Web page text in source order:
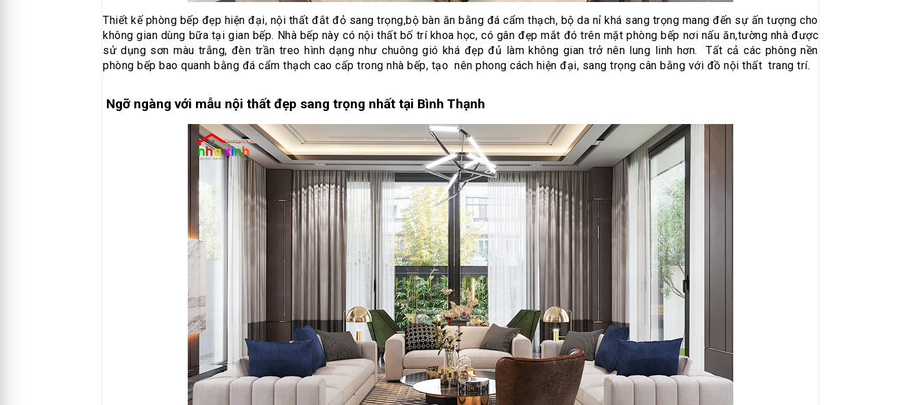
Thiết kế phòng bếp đẹp hiện đại, nội thất đắt đỏ sang trọng,bộ bàn ăn bằng đá cẩm thạch, bộ da nỉ khá sang trọng mang đến sự ấn tượng cho
không gian dùng bữa tại gian bếp. Nhà bếp này có nội thất bố trí khoa học, có gân đẹp mắt đó trên mặt phòng bếp nơi nấu ăn,tường nhà được
sử dụng sơn màu trắng, đèn trần treo hình dạng như chuông gió khá đẹp đủ làm không gian trở nên lung linh hơn. Tất cả các phông nền
phòng bếp bao quanh bằng đá cẩm thạch cao cấp trong nhà bếp, tạo nên phong cách hiện đại, sang trọng cân bằng với đồ nội thất trang trí.
Ngỡ ngàng với mẫu nội thất đẹp sang trọng nhất tại Bình Thạnh